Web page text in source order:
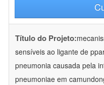
Título do Projeto:
sensíveis ao ligante de
pneumonia causada pela
pneumoniae em